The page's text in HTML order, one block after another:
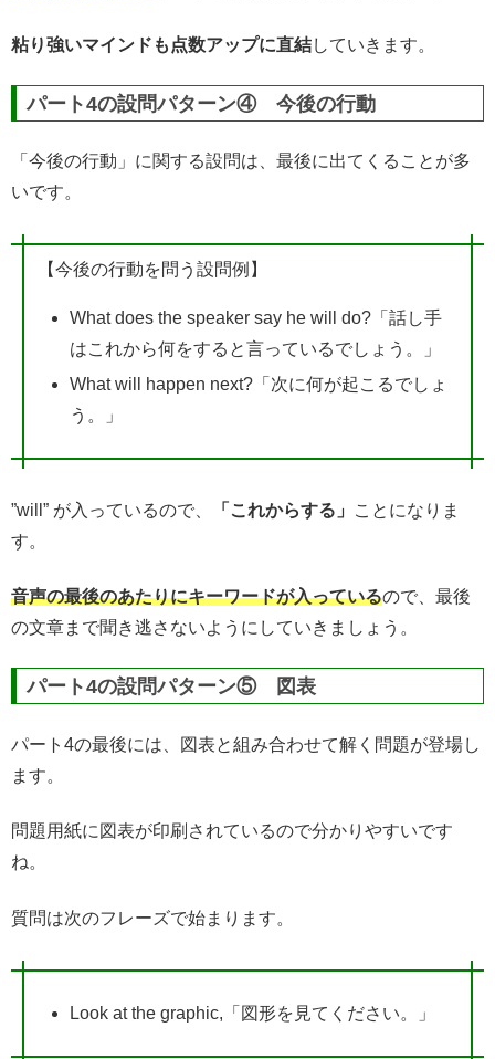
粘り強いマインドも点数アップに直結していきます。
パート4の設問パターン④ 今後の行動
「今後の行動」に関する設問は、最後に出てくることが多
いです。
【今後の行動を問う設問例】
What does the speaker say he will do?「話し手
はこれから何をすると言っているでしょう。」
What will happen next?「次に何が起こるでしょ
う。」
”will” が入っているので、 「これからする」
ことになりま
す。
音声の最後のあたりにキーワードが入っているので、最後
の文章まで聞き逃さないようにしていきましょう。
パート4の設問パターン⑤ 図表
パート4の最後には、図表と組み合わせて解く問題が登場し
ます。
問題用紙に図表が印刷されているので分かりやすいです
ね。
質問は次のフレーズで始まります。
Look at the graphic,「図形を見てください。」